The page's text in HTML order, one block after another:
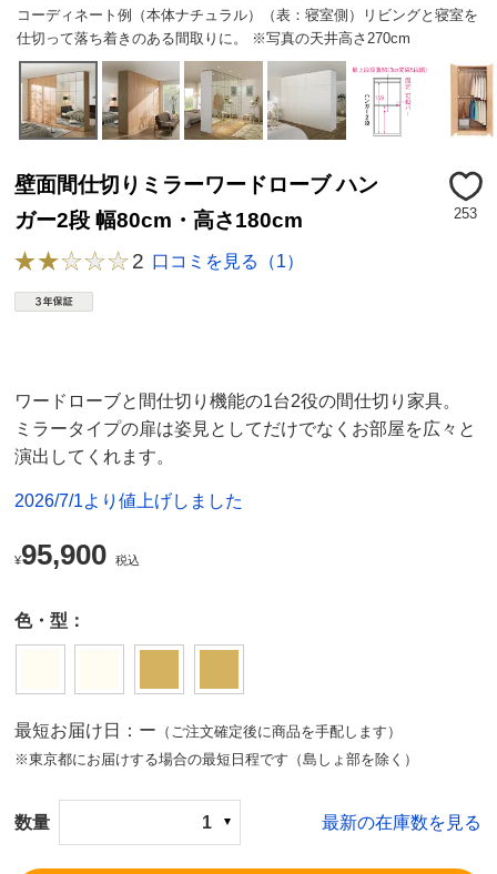
コーディネート例（本体ナチュラル）（表：寝室側）リビングと寝室を
仕切って落ち着きのある間取りに。 ※写真の天井高さ270cm
壁面間仕切りミラーワードローブ ハン
ガー2段 幅80cm・高さ180cm
253
2 口コミを見る（1）
ワードローブと間仕切り機能の1台2役の間仕切り家具。
ミラータイプの扉は姿見としてだけでなくお部屋を広々と
演出してくれます。
2026/7/1より値上げしました
¥95,900 税込
色・型：
最短お届け日：ー （ご注文確定後に商品を手配します）
※東京都にお届けする場合の最短日程です（島しょ部を除く）
数量 1 最新の在庫数を見る